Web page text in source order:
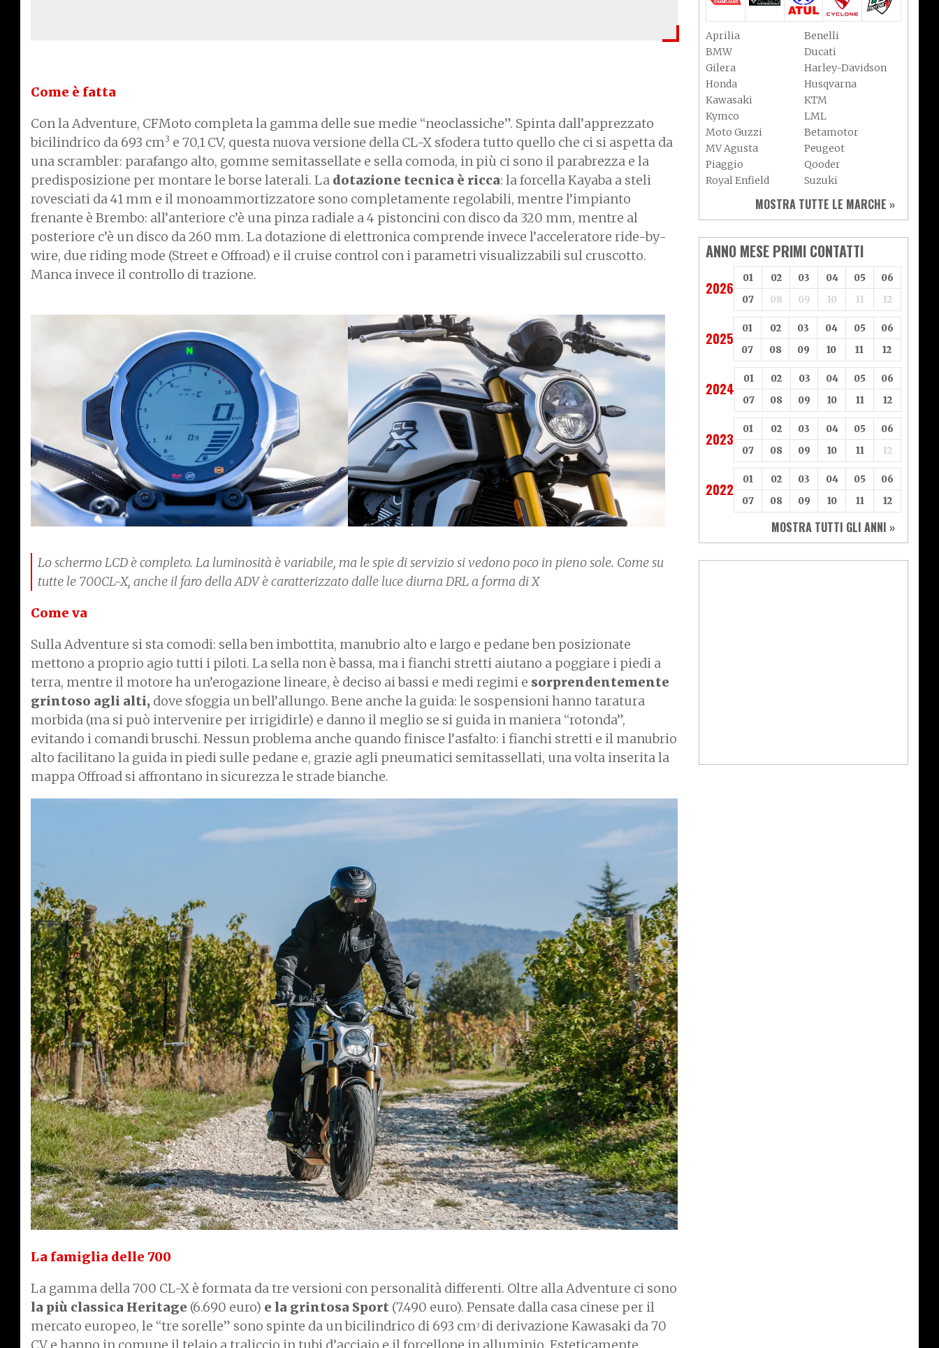
Come è fatta
Con la Adventure, CFMoto completa la gamma delle sue medie “neoclassiche”. Spinta dall’apprezzato
bicilindrico da 693 cm3 e 70,1 CV, questa nuova versione della CL-X sfodera tutto quello che ci si aspetta da
una scrambler: parafango alto, gomme semitassellate e sella comoda, in più ci sono il parabrezza e la
predisposizione per montare le borse laterali. La dotazione tecnica è ricca: la forcella Kayaba a steli
rovesciati da 41 mm e il monoammortizzatore sono completamente regolabili, mentre l’impianto
frenante è Brembo: all’anteriore c’è una pinza radiale a 4 pistoncini con disco da 320 mm, mentre al
posteriore c’è un disco da 260 mm. La dotazione di elettronica comprende invece l’acceleratore ride-by-
wire, due riding mode (Street e Offroad) e il cruise control con i parametri visualizzabili sul cruscotto.
Manca invece il controllo di trazione.
Lo schermo LCD è completo. La luminosità è variabile, ma le spie di servizio si vedono poco in pieno sole. Come su
tutte le 700CL-X, anche il faro della ADV è caratterizzato dalle luce diurna DRL a forma di X
Come va
Sulla Adventure si sta comodi: sella ben imbottita, manubrio alto e largo e pedane ben posizionate
mettono a proprio agio tutti i piloti. La sella non è bassa, ma i fianchi stretti aiutano a poggiare i piedi a
terra, mentre il motore ha un’erogazione lineare, è deciso ai bassi e medi regimi e sorprendentemente
grintoso agli alti, dove sfoggia un bell’allungo. Bene anche la guida: le sospensioni hanno taratura
morbida (ma si può intervenire per irrigidirle) e danno il meglio se si guida in maniera “rotonda”,
evitando i comandi bruschi. Nessun problema anche quando finisce l’asfalto: i fianchi stretti e il manubrio
alto facilitano la guida in piedi sulle pedane e, grazie agli pneumatici semitassellati, una volta inserita la
mappa Offroad si affrontano in sicurezza le strade bianche.
La famiglia delle 700
La gamma della 700 CL-X è formata da tre versioni con personalità differenti. Oltre alla Adventure ci sono
la più classica Heritage (6.690 euro) e la grintosa Sport (7.490 euro). Pensate dalla casa cinese per il
mercato europeo, le “tre sorelle” sono spinte da un bicilindrico di 693 cm3 di derivazione Kawasaki da 70
Aprilia
Benelli
BMW
Ducati
Gilera
Harley-Davidson
Honda
Husqvarna
Kawasaki
KTM
Kymco
LML
Moto Guzzi
Betamotor
MV Agusta
Peugeot
Piaggio
Qooder
Royal Enfield
Suzuki
Triumph
Yamaha
Aeon
Aspes
Axy
Baotian
MOSTRA TUTTE LE MARCHE »
ANNO MESE PRIMI CONTATTI
2026
01 02 03 04 05
06
07
08 09 10 11 12
2025
01 02 03 04 05
06
07
08 09 10 11 12
2024
01 02 03 04 05
06
07
08 09 10 11 12
2023
01 02 03 04 05
06
07
08 09 10 11 12
2022
01 02 03 04 05
06
07
08 09 10 11 12
MOSTRA TUTTI GLI ANNI »